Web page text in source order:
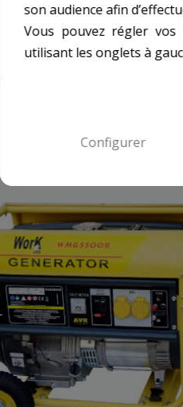
PRODUITS DANS
son audience afin
Vous pouvez régler vos
utilisant les onglets à
Configurer